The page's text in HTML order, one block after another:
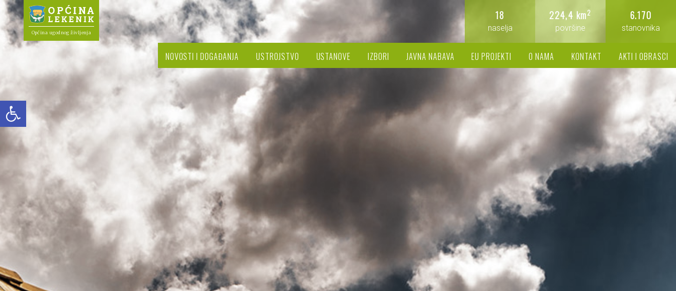
Open toolbar
Općina ugodnog življenja
6.170
stanovnika
224,4 km2
površine
18
naselja
NOVOSTI I DOGAĐANJA USTROJSTVO USTANOVE IZBORI JAVNA NABAVA EU PROJEKTI O NAMA KONTAKT AKTI I OBRASCI